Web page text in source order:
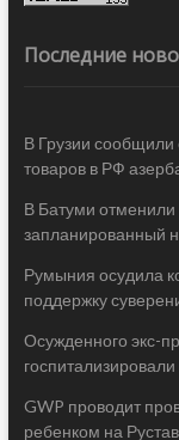
Последние
В Грузии сообщили
товаров в РФ
В Батуми отменили
запланированный
Румыния осудила
поддержку
Осужденного экс-
GWP проводит
ребенком на